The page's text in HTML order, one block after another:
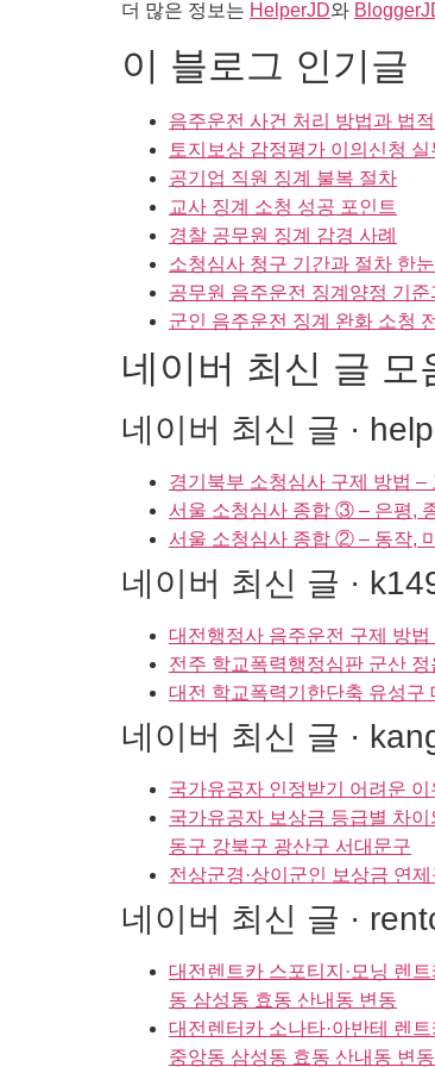
더 많은 정보는 HelperJD와
이 블로그 인기글
음주운전 사건 처리 방법과 법
토지보상 감정평가 이의신청 실
공기업 직원 징계 불복 절차
교사 징계 소청 성공 포인트
경찰 공무원 징계 감경 사례
소청심사 청구 기간과 절차 한눈
공무원 음주운전 징계양정 기준
군인 음주운전 징계 완화 소청
네이버 최신 글 모
네이버 최신 글 ·
경기북부 소청심사 구제 방법 –
서울 소청심사 종합 ③ – 은평,
서울 소청심사 종합 ② – 동작,
네이버 최신 글 ·
대전행정사 음주운전 구제 방
전주 학교폭력행정심판 군산
대전 학교폭력기한단축 유성구
네이버 최신 글 ·
국가유공자 인정받기 어려운
국가유공자 보상금 등급별 차
동구 강북구 광산구 서대문구
전상군경·상이군인 보상금 연
네이버 최신 글 ·
대전렌트카 스포티지·모닝 렌
동 삼성동 효동 산내동 변동
대전렌터카 소나타·아반테 렌
중앙동 삼성동 효동 산내동 변동